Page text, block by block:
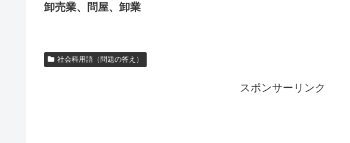
卸売業、問屋、卸業
社会科用語（問題の答え）
スポンサーリンク